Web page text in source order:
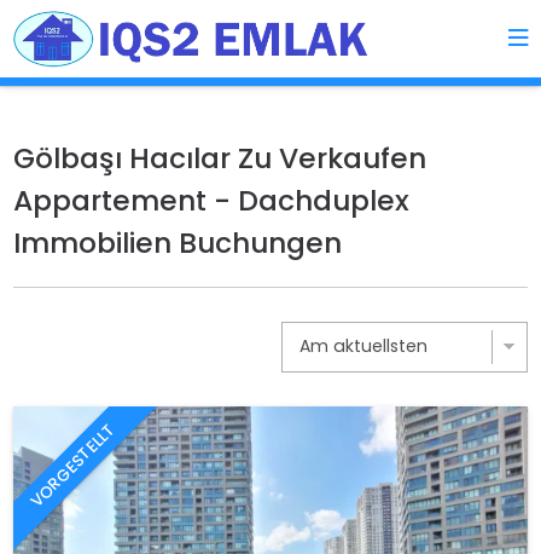
Gölbaşı Hacılar Zu Verkaufen
Appartement - Dachduplex
Immobilien Buchungen
VORGESTELLT